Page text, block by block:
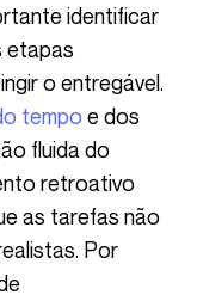
etapas
o entregável.
tempo e dos
fluida do
retroativo
as tarefas não
Por